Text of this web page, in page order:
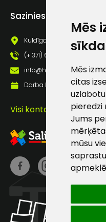
Mēs
Mēs
citas
pieredzi
Jums
mūsu
Sazinies ar mums
Kuldīgas iela 69a, Saldus,
(+ 371) 63 881 186
info@hards.lv
Darba laiks: Darbadienās:
Visi kontakti